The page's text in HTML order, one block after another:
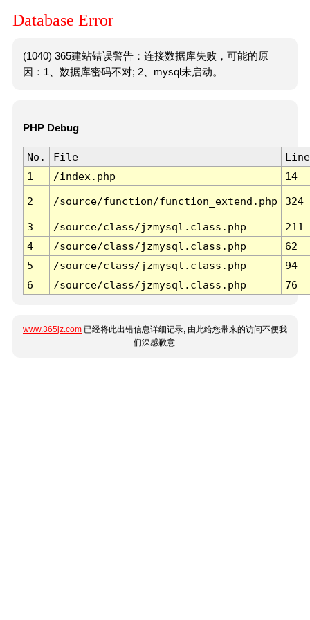
Database Error
(1040) 365建站错误警告：连接数据库失败，可能的原
因：1、数据库密码不对; 2、mysql未启动。
PHP Debug
No. File
Line
1
/index.php 14
2 /source/function/function_extend.php 324
3 /source/class/jzmysql.class.php
211
4
/source/class/jzmysql.class.php
62
5
/source/class/jzmysql.class.php
94
6
/source/class/jzmysql.class.php 76
www.365jz.com 已经将此出错信息详细记录, 由此给您带来的访问不便我
们深感歉意.